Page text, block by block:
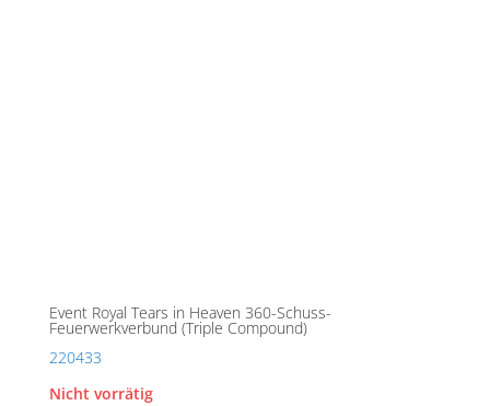
Event Royal Tears in Heaven 360-Schuss-
Feuerwerkverbund (Triple Compound)
220433
Nicht vorrätig